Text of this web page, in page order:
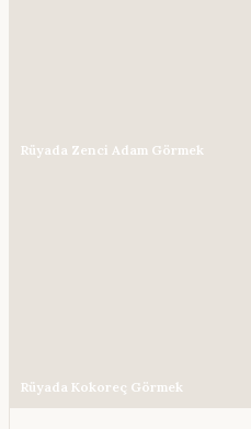
Rüyada Zenci Adam Görmek
Rüyada Kokoreç Görmek